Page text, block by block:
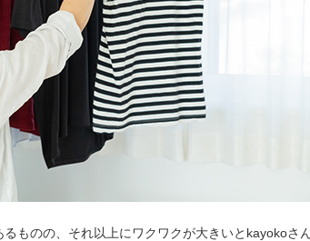
ものの、それ以上にワクワクが大きいとkayokoさ